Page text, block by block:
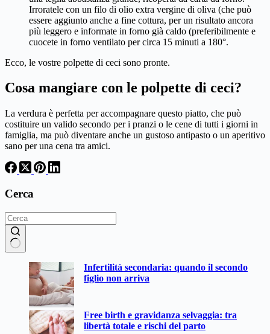
Irroratele con un filo di olio extra vergine di oliva (che può
essere aggiunto anche a fine cottura, per un risultato ancora
più leggero e informate in forno già caldo (preferibilmente e
cuocete in forno ventilato per circa 15 minuti a 180°.
Ecco, le vostre polpette di ceci sono pronte.
Cosa mangiare con le polpette di ceci?
La verdura è perfetta per accompagnare questo piatto, che può
costituire un valido secondo per i pranzi o le cene di tutti i giorni in
famiglia, ma può diventare anche un gustoso antipasto o un aperitivo
sano per una cena tra amici.
Cerca
risultato
Infertilità secondaria: quando il secondo
figlio non arriva
Free birth e gravidanza selvaggia: tra
libertà totale e rischi del parto